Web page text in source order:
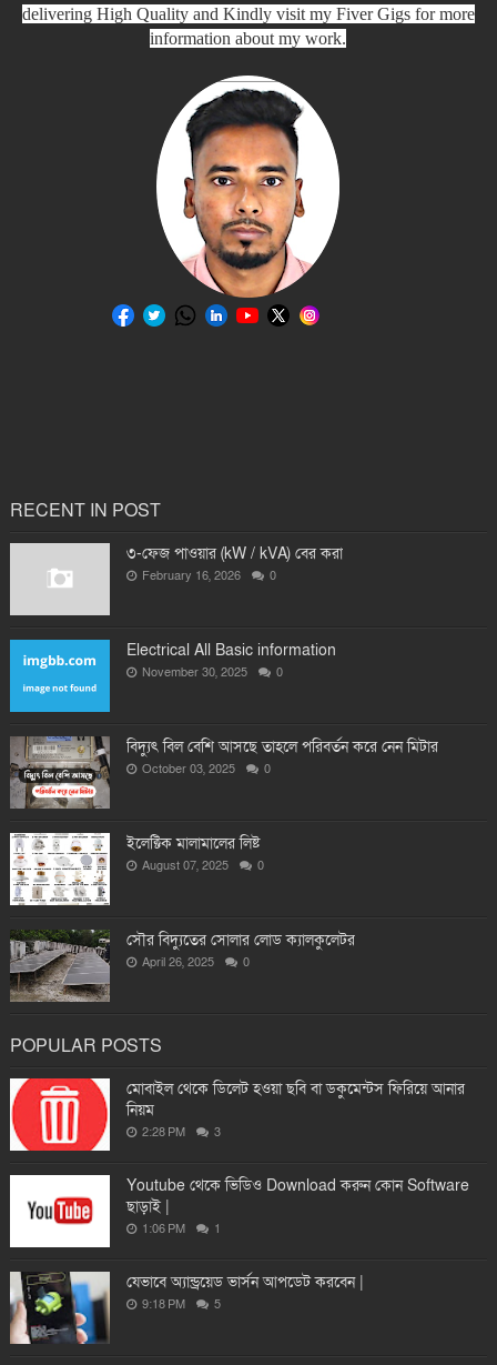
delivering High Quality and Kindly visit my Fiver Gigs for more
information about my work.
RECENT IN POST
৩-ফেজ পাওয়ার (kW / kVA) বের করা
February 16, 2026 0
Electrical All Basic information
November 30, 2025 0
বিদ্যুৎ বিল বেশি আসছে তাহলে পরিবর্তন করে নেন মিটার
October 03, 2025 0
ইলেক্টিক মালামালের লিষ্ট
August 07, 2025 0
সৌর বিদ্যুতের সোলার লোড ক্যালকুলেটর
April 26, 2025 0
POPULAR POSTS
মোবাইল থেকে ডিলেট হওয়া ছবি বা ডকুমেন্টস ফিরিয়ে আনার
নিয়ম
2:28 PM 3
Youtube থেকে ভিডিও Download করুন কোন Software
ছাড়াই |
1:06 PM 1
যেভাবে অ্যান্ড্রয়েড ভার্সন আপডেট করবেন |
9:18 PM 5